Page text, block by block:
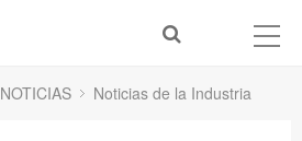
NOTICIAS Noticias de la Industria